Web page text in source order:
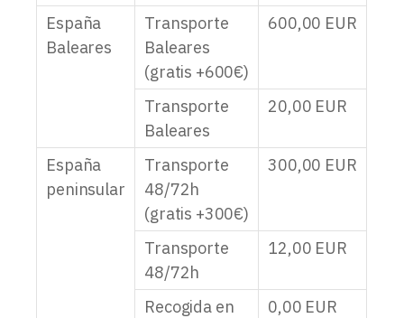
España
Baleares
Transporte
Baleares
(gratis +600€)
600,00 EUR
Transporte
Baleares
20,00 EUR
España
peninsular
Transporte
48/72h
(gratis +300€)
300,00 EUR
Transporte
48/72h
12,00 EUR
Recogida en
0,00 EUR